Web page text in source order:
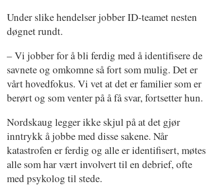
Under slike hendelser jobber ID-teamet nesten
døgnet rundt.
– Vi jobber for å bli ferdig med å identifisere de
savnete og omkomne så fort som mulig. Det er
vårt hovedfokus. Vi vet at det er familier som er
berørt og som venter på å få svar, fortsetter hun.
Nordskaug legger ikke skjul på at det gjør
inntrykk å jobbe med disse sakene. Når
katastrofen er ferdig og alle er identifisert, møtes
alle som har vært involvert til en debrief, ofte
med psykolog til stede.